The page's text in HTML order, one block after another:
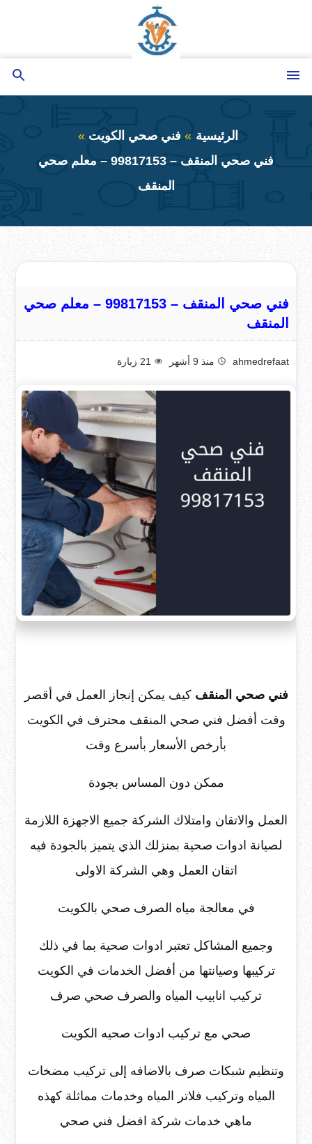
المحتوى
الرئيسية
فني صحي الكويت
فني صحي المنقف – 99817153 – معلم صحي
المنقف
فني صحي المنقف – 99817153 – معلم صحي
المنقف
ahmedrefaat منذ 9 أشهر 21 زيارة
فني صحي المنقف كيف يمكن إنجاز العمل في أقصر
وقت أفضل فني صحي المنقف محترف في الكويت
بأرخص الأسعار بأسرع وقت
ممكن دون المساس بجودة
العمل والاتقان وامتلاك الشركة جميع الاجهزة اللازمة
لصيانة ادوات صحية بمنزلك الذي يتميز بالجودة فيه
اتقان العمل وهي الشركة الاولى
في معالجة مياه الصرف صحي بالكويت
وجميع المشاكل تعتبر ادوات صحية بما في ذلك
تركيبها وصيانتها من أفضل الخدمات في الكويت
تركيب انابيب المياه والصرف صحي صرف
صحي مع تركيب ادوات صحيه الكويت
وتنظيم شبكات صرف بالاضافه إلى تركيب مضخات
المياه وتركيب فلاتر المياه وخدمات مماثلة كهذه
ماهي خدمات شركة افضل فني صحي